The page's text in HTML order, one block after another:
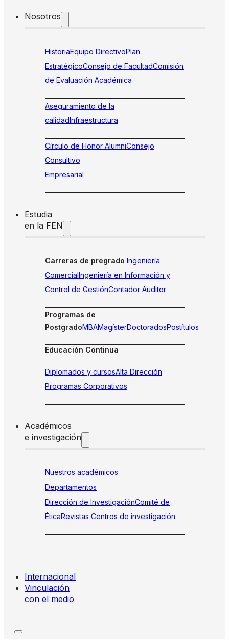
Nosotros
HistoriaEquipo DirectivoPlan
EstratégicoConsejo de FacultadComisión
de Evaluación Académica
Aseguramiento de la
calidadInfraestructura
Círculo de Honor AlumniConsejo
Consultivo
Empresarial
Estudia
en la FEN
Carreras de pregrado Ingeniería
ComercialIngeniería en Información y
Control de GestiónContador Auditor
Programas de
PostgradoMBAMagísterDoctoradosPostítulos
Educación Continua
Diplomados y cursosAlta Dirección
Programas Corporativos
Académicos
e investigación
Nuestros académicos
Departamentos
Dirección de InvestigaciónComité de
ÉticaRevistas Centros de investigación
Internacional
Vinculación
con el medio